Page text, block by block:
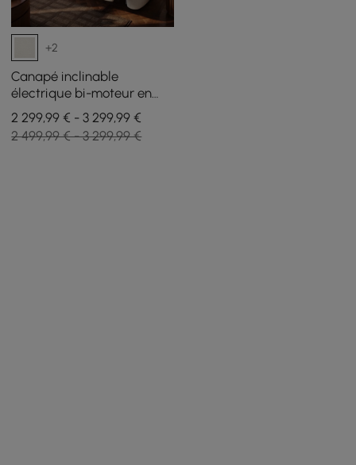
+2
Canapé inclinable
électrique bi-moteur en
chenille 2 places de 259 cm
avec console centrale
multifonctionnelle
2 299,99 € - 3 299,99 €
2 499,99 € - 3 299,99 €